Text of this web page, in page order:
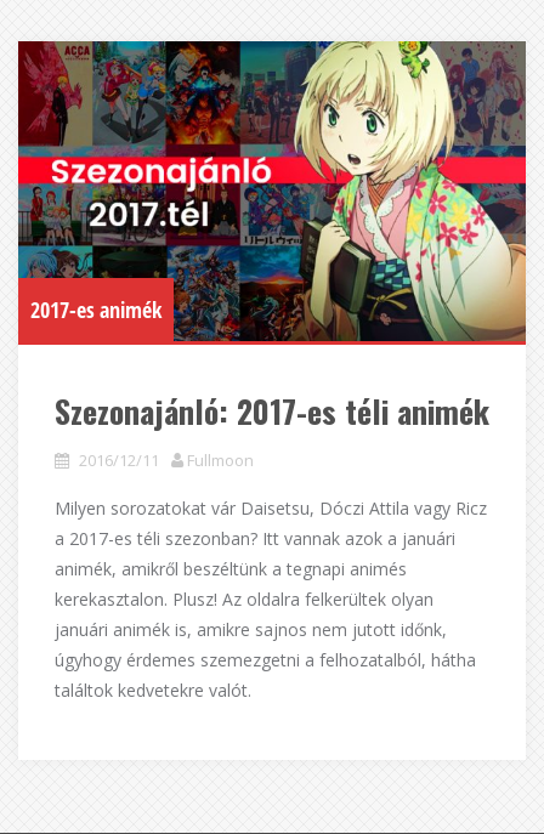
2017-es animék
Szezonajánló: 2017-es téli animék
2016/12/11 Fullmoon
Milyen sorozatokat vár Daisetsu, Dóczi Attila vagy Ricz
a 2017-es téli szezonban? Itt vannak azok a januári
animék, amikről beszéltünk a tegnapi animés
kerekasztalon. Plusz! Az oldalra felkerültek olyan
januári animék is, amikre sajnos nem jutott időnk,
úgyhogy érdemes szemezgetni a felhozatalból, hátha
találtok kedvetekre valót.